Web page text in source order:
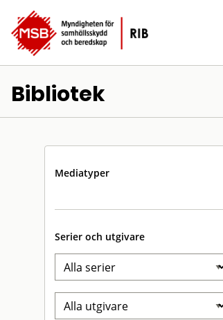
Bibliotek
Mediatyper
Serier och utgivare